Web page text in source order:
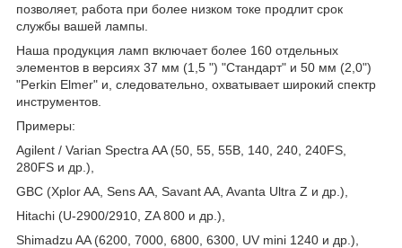
позволяет, работа при более низком токе продлит срок
службы вашей лампы.
Наша продукция ламп включает более 160 отдельных
элементов в версиях 37 мм (1,5 ") "Стандарт" и 50 мм (2,0")
"Perkin Elmer" и, следовательно, охватывает широкий спектр
инструментов.
Примеры:
Agilent / Varian Spectra AA (50, 55, 55B, 140, 240, 240FS,
280FS и др.),
GBC (Xplor AA, Sens AA, Savant AA, Avanta Ultra Z и др.),
Hitachi (U-2900/2910, ZA 800 и др.),
Shimadzu AA (6200, 7000, 6800, 6300, UV mini 1240 и др.),